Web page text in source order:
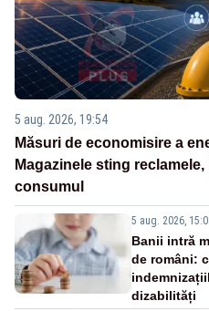
5 aug. 2026, 19:54
Măsuri de economisire a
Magazinele sting
consumul
5 aug. 2026,
Banii intră
de români:
dizabilități